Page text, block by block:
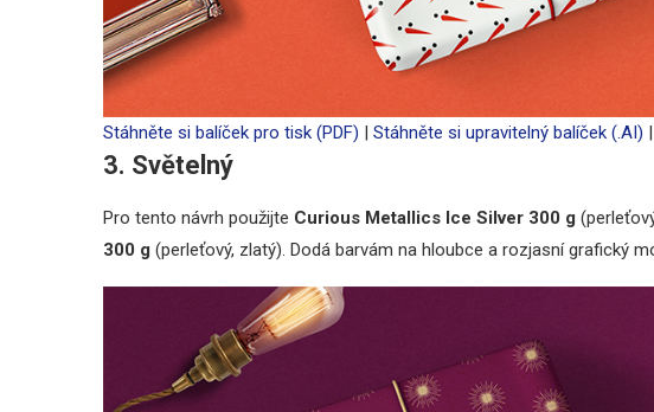
Stáhněte si balíček pro tisk (PDF) | Stáhněte si upravitelný balíček (.AI) |
3. Světelný
Pro tento návrh použijte Curious Metallics Ice Silver 300 g
300 g (perleťový, zlatý). Dodá barvám na hloubce a rozjasní grafický